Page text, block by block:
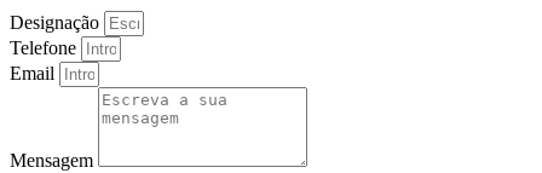
Designação
Telefone
Email
Mensagem